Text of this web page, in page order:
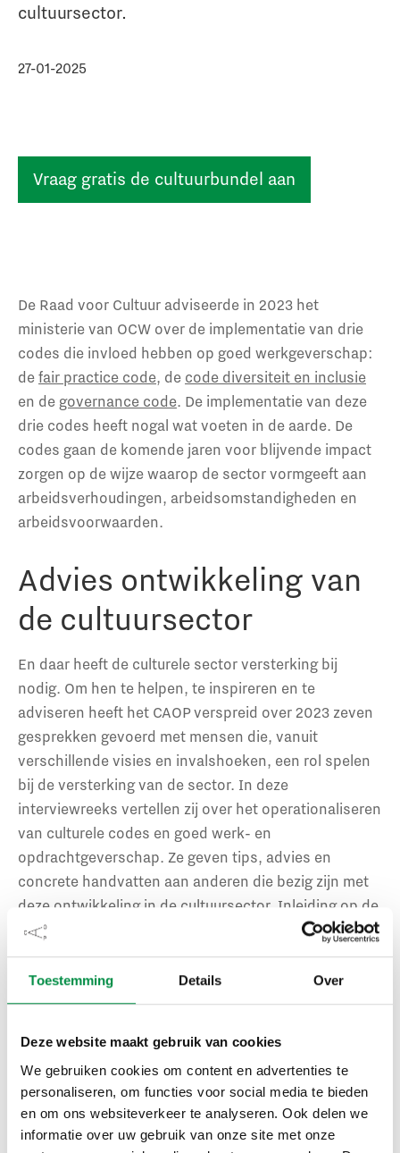
Toestemming Details Over
Deze website maakt gebruik van cookies
We gebruiken cookies om content en advertenties te
personaliseren, om functies voor social media te bieden
en om ons websiteverkeer te analyseren. Ook delen we
informatie over uw gebruik van onze site met onze
cultuursector.
27-01-2025
Vraag gratis de cultuurbundel aan
De Raad voor Cultuur adviseerde in 2023 het
ministerie van OCW over de implementatie van drie
codes die invloed hebben op goed werkgeverschap:
defair practice code, de code diversiteit en inclusie
en de governance code. De implementatie van deze
drie codes heeft nogal wat voeten in de aarde. De
codes gaan de komende jaren voor blijvende impact
zorgen op de wijze waarop de sector vormgeeft aan
arbeidsverhoudingen, arbeidsomstandigheden en
arbeidsvoorwaarden.
Advies ontwikkeling van
de cultuursector
En daar heeft de culturele sector versterking bij
nodig. Om hen te helpen, te inspireren en te
adviseren heeft het CAOP verspreid over 2023 zeven
gesprekken gevoerd met mensen die, vanuit
verschillende visies en invalshoeken, een rol spelen
bij de versterking van de sector. In deze
interviewreeks vertellen zij over het operationaliseren
van culturele codes en goed werk- en
opdrachtgeverschap. Ze geven tips, advies en
concrete handvatten aan anderen die bezig zijn met
deze ontwikkeling in de cultuursector. Inleiding op de
interviews en een slotbeschouwing komen van
projectleider en programmamanager Cultuur Wouter
Touw.
zullen er verder nog regelmatig artikelen verschijnen
ter verdieping, inspiratie en verrijking van de
ontwikkeling van de cultuursector.